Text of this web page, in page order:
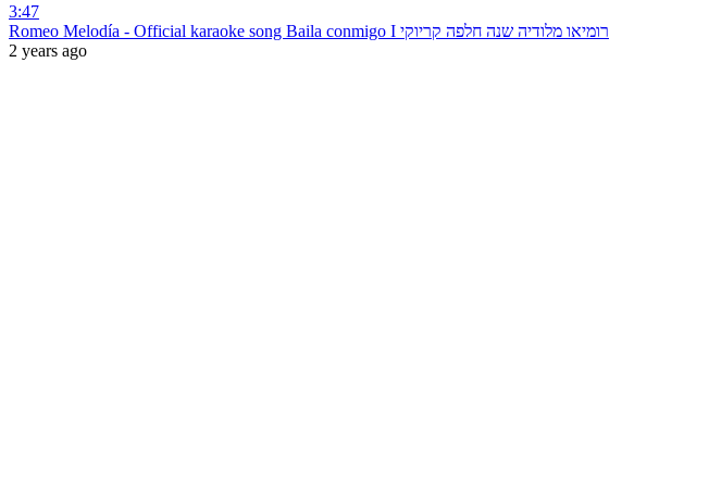
3:47
Romeo Melodía - Official karaoke song Baila conmigo I רומיאו מלודיה שנה חלפה קריוקי
2 years ago